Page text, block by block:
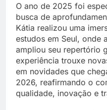
O ano de 2025 foi
busca de
Kátia realizou uma
estudos em Seul, onde
ampliou seu repertório
experiência trouxe
em novidades que
2026, reafirmando o
qualidade, inovação e